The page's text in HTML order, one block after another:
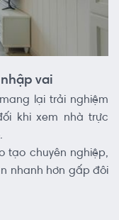
vai
lại trải nghiệm
khi xem nhà trực
tạo chuyên nghiệp,
nhanh hơn gấp đôi